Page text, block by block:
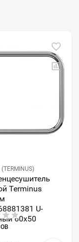
Terminus
U-
60х50